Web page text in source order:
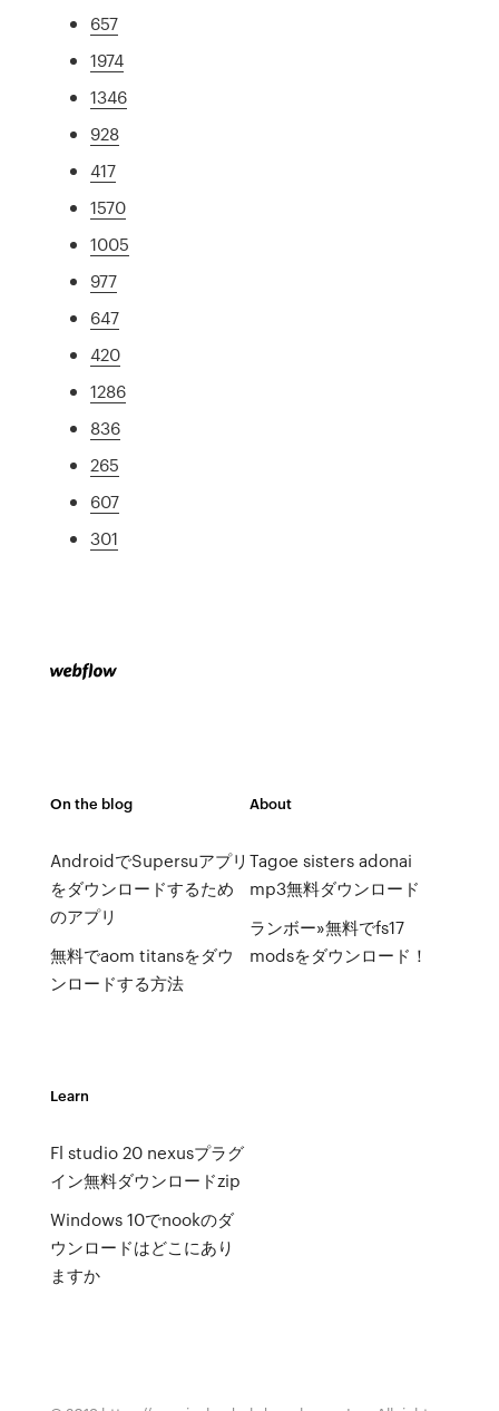
657
1974
1346
928
417
1570
1005
977
647
420
1286
836
265
607
301
On the blog
AndroidでSupersuアプリ
をダウンロードするため
のアプリ
無料でaom titansをダウ
ンロードする方法
About
Tagoe sisters adonai
mp3無料ダウンロード
ランボー»無料でfs17
modsをダウンロード！
Learn
Fl studio 20 nexusプラグ
イン無料ダウンロードzip
Windows 10でnookのダ
ウンロードはどこにあり
ますか